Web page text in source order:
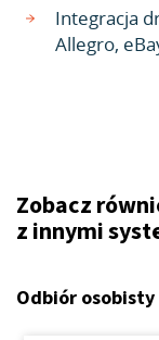
Integracja
Allegro,
Zobacz
z innymi
Odbiór